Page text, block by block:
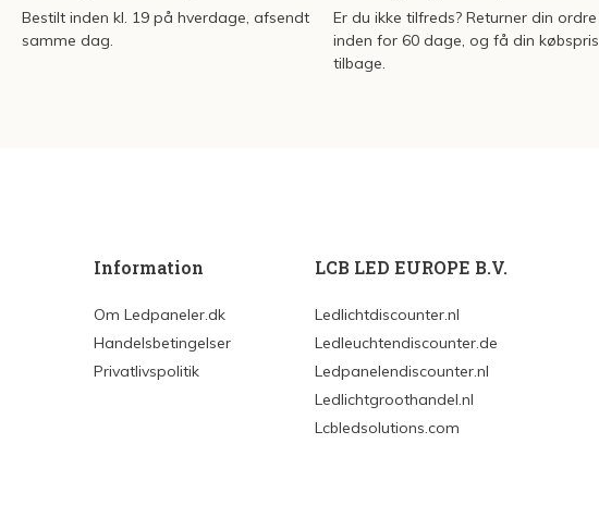
Bestilt inden kl. 19 på hverdage, afsendt
samme dag.
Er du ikke tilfreds? Returner din ordre
inden for 60 dage, og få din købspris
tilbage.
Information
Om Ledpaneler.dk
Handelsbetingelser
Privatlivspolitik
LCB LED EUROPE B.V.
Ledlichtdiscounter.nl
Ledleuchtendiscounter.de
Ledpanelendiscounter.nl
Ledlichtgroothandel.nl
Lcbledsolutions.com